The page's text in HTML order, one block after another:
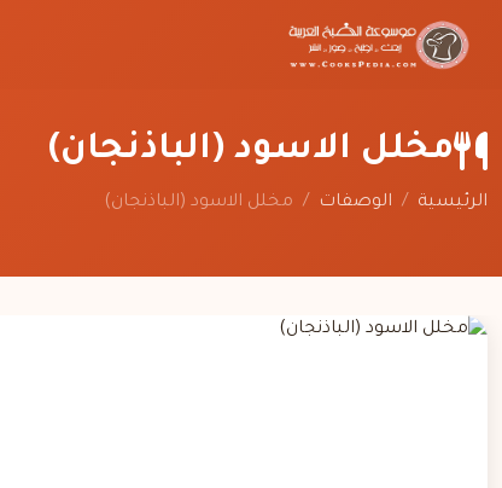
مخلل الاسود (الباذنجان)
الرئيسية / الوصفات / مخلل الاسود (الباذنجان)